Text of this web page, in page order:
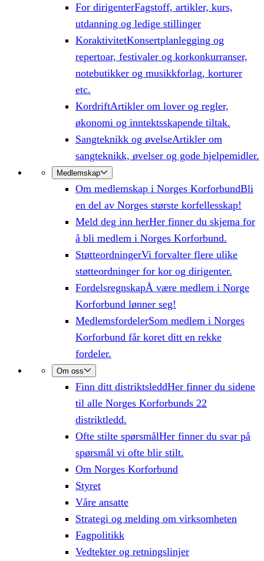
For dirigenterFagstoff, artikler, kurs,
utdanning og ledige stillinger
KoraktivitetKonsertplanlegging og
repertoar, festivaler og korkonkurranser,
notebutikker og musikkforlag, korturer
etc.
KordriftArtikler om lover og regler,
økonomi og inntektsskapende tiltak.
Sangteknikk og øvelseArtikler om
sangteknikk, øvelser og gode hjelpemidler.
Medlemskap
Om medlemskap i Norges KorforbundBli
en del av Norges største korfellesskap!
Meld deg inn herHer finner du skjema for
å bli medlem i Norges Korforbund.
StøtteordningerVi forvalter flere ulike
støtteordninger for kor og dirigenter.
FordelsregnskapÅ være medlem i Norge
Korforbund lønner seg!
MedlemsfordelerSom medlem i Norges
Korforbund får koret ditt en rekke
fordeler.
Om oss
Finn ditt distriktsleddHer finner du sidene
til alle Norges Korforbunds 22
distriktledd.
Ofte stilte spørsmålHer finner du svar på
spørsmål vi ofte blir stilt.
Om Norges Korforbund
Styret
Våre ansatte
Strategi og melding om virksomheten
Fagpolitikk
Vedtekter og retningslinjer